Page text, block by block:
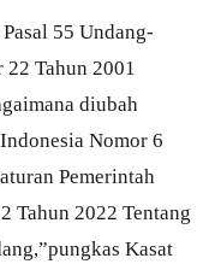
55 Undang-
Tahun 2001
diubah
Nomor 6
Pemerintah
Tahun 2022 Tentang
Kasat